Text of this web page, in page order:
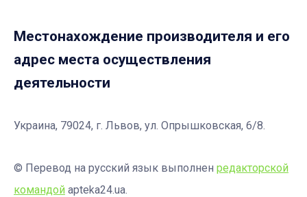
Местонахождение производителя и его
адрес места осуществления
деятельности
Украина, 79024, г. Львов, ул. Опрышковская, 6/8.
© Перевод на русский язык выполнен редакторской
командой apteka24.ua.